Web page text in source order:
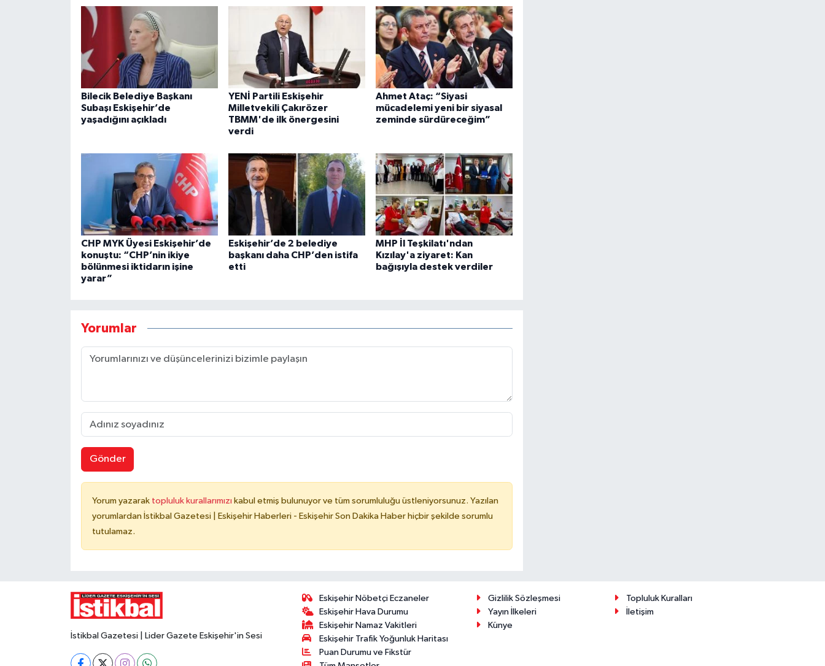
Bilecik Belediye Başkanı
Subaşı Eskişehir’de
yaşadığını açıkladı
YENİ Partili Eskişehir
Milletvekili Çakırözer
TBMM'de ilk önergesini
verdi
Ahmet Ataç: “Siyasi
mücadelemi yeni bir siyasal
zeminde sürdüreceğim”
CHP MYK Üyesi Eskişehir’de
konuştu: “CHP’nin ikiye
bölünmesi iktidarın işine
yarar”
Eskişehir’de 2 belediye
başkanı daha CHP’den istifa
etti
MHP İl Teşkilatı'ndan
Kızılay'a ziyaret: Kan
bağışıyla destek verdiler
Yorumlar
Gönder
Yorum yazarak topluluk kurallarımızı kabul etmiş bulunuyor ve tüm sorumluluğu üstleniyorsunuz. Yazılan
yorumlardan İstikbal Gazetesi | Eskişehir Haberleri - Eskişehir Son Dakika Haber hiçbir şekilde sorumlu
tutulamaz.
İstikbal Gazetesi | Lider Gazete Eskişehir'in Sesi
Eskişehir Nöbetçi Eczaneler
Eskişehir Hava Durumu
Eskişehir Namaz Vakitleri
Eskişehir Trafik Yoğunluk Haritası
Puan Durumu ve Fikstür
Gizlilik Sözleşmesi
Topluluk Kuralları
Yayın İlkeleri
İletişim
Künye